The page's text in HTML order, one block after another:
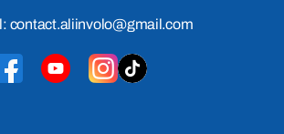
contact.aliinvolo@gmail.com